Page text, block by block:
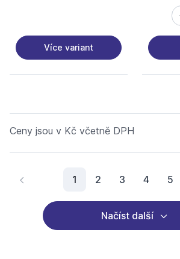
Více variant
Ceny jsou v Kč včetně DPH
1 Aktuální stránka
2 3 4 5
Načíst další